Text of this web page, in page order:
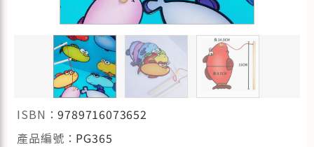
ISBN：9789716073652
產品編號： PG365